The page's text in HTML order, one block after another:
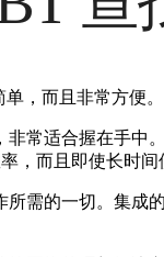
，而且非常方便。
常适合握在手中
，而且即使长时间
所需的一切。集成